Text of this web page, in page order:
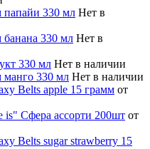
330 мл Нет в
330 мл Нет в
330 мл Нет в наличии
330 мл Нет в наличии
Belts apple 15 грамм от
is" Сфера ассорти 200шт от
Belts sugar strawberry 15